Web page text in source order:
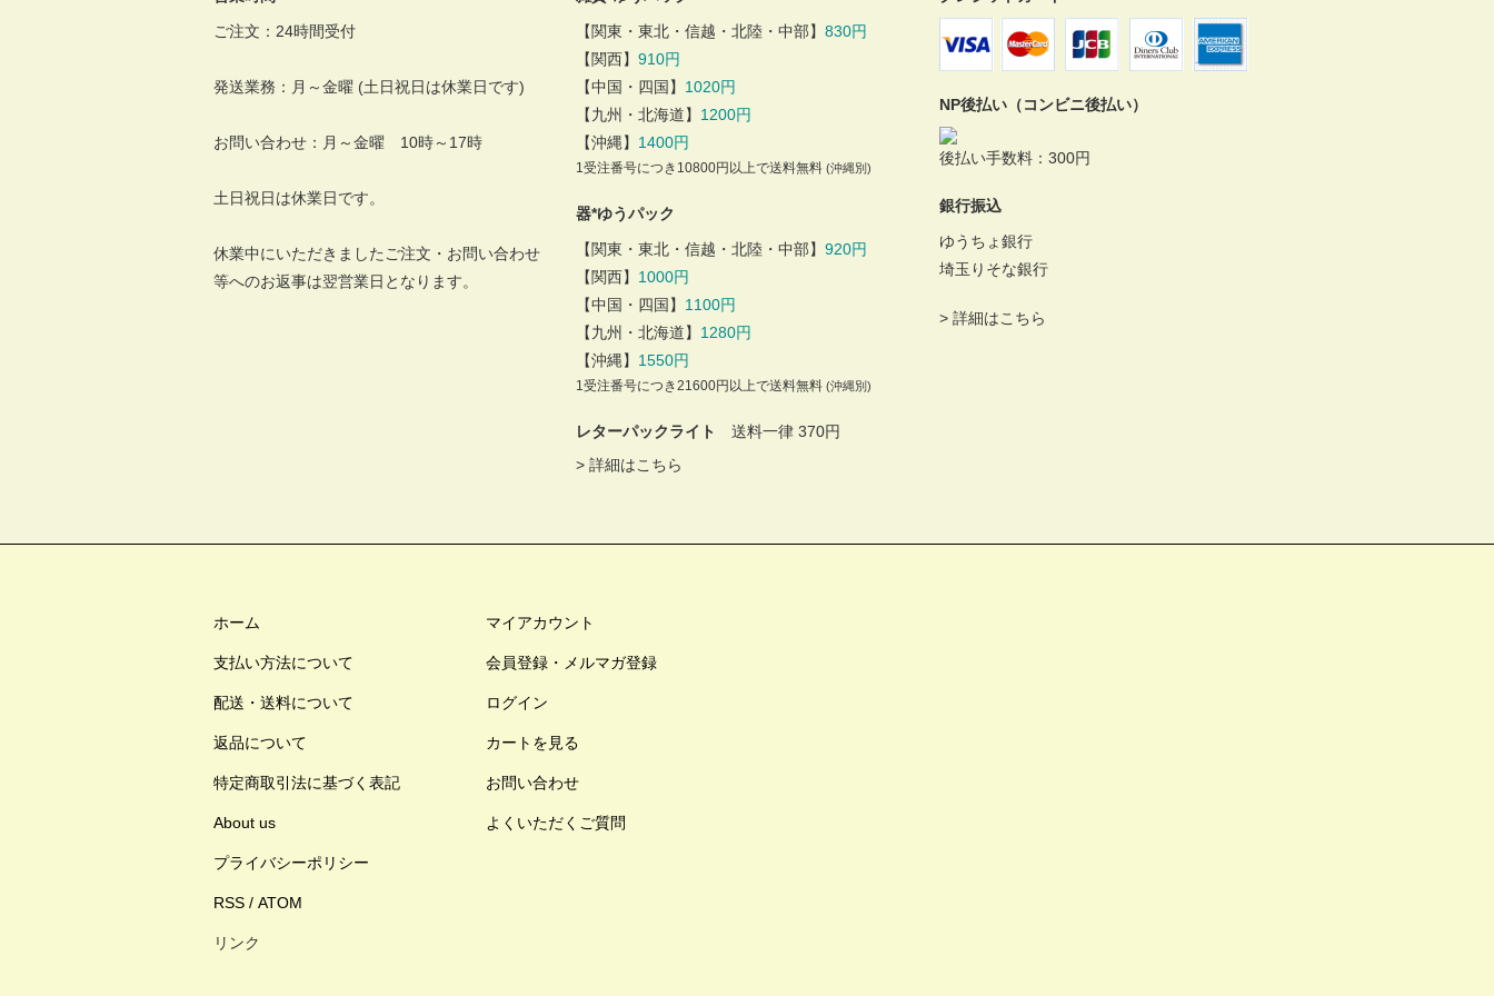
ご注文：24時間受付
発送業務：月～金曜 (土日祝日は休業日です)
お問い合わせ：月～金曜 10時～17時
土日祝日は休業日です。
休業中にいただきましたご注文・お問い合わせ
等へのお返事は翌営業日となります。
【関東・東北・信越・北陸・中部】830円
【関西】910円
【中国・四国】 1020円
【九州・北海道】 1200円
【沖縄】 1400円
1受注番号につき10800円以上で送料無料 (沖縄別)
器*ゆうパック
【関東・東北・信越・北陸・中部】920円
【関西】 1000円
【中国・四国】 1100円
【九州・北海道】 1280円
【沖縄】 1550円
1受注番号につき21600円以上で送料無料 (沖縄別)
レターパックライト送料一律 370円
>詳細はこちら
NP後払い（コンビニ後払い）
後払い手数料：300円
銀行振込
ゆうちょ銀行
埼玉りそな銀行
>詳細はこちら
ホーム
支払い方法について
配送・送料について
返品について
特定商取引法に基づく表記
About us
プライバシーポリシー
RSS/ ATOM
リンク
マイアカウント
会員登録・メルマガ登録
ログイン
カートを見る
お問い合わせ
よくいただくご質問